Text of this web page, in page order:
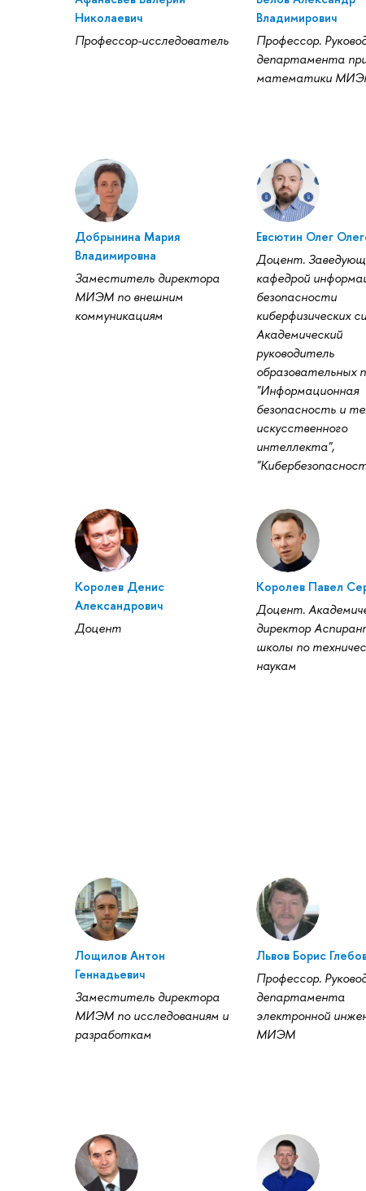
Николаевич
Профессор-исследователь
Владимирович
Профессор.
департамента
математики
Добрынина Мария
Владимировна
Заместитель директора
МИЭМ по внешним
коммуникациям
Евсютин Олег
Доцент.
кафедрой
безопасности
киберфизических
Академический
руководитель
образовательных
"Информационная
безопасность и
искусственного
интеллекта",
Королев Денис
Александрович
Доцент
Королев Павел
Доцент.
директор
школы по
наукам
Лощилов Антон
Геннадьевич
Заместитель директора
МИЭМ по исследованиям и
разработкам
Львов Борис
Профессор.
департамента
электронной
МИЭМ